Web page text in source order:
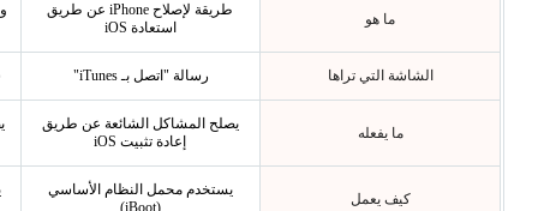
ما هو
طريقة لإصلاح iPhone عن طريق
استعادة iOS
الشاشة التي تراها رسالة "اتصل بـ iTunes"
ما يفعله
يصلح المشاكل الشائعة عن طريق
إعادة تثبيت iOS
كيف يعمل
يستخدم محمل النظام الأساسي
(iBoot)